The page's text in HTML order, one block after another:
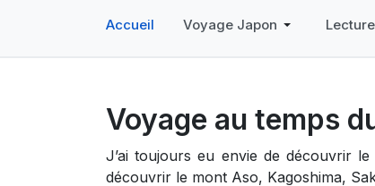
Accueil Voyage Japon
Voyage au temps
J’ai toujours eu envie de découvrir
découvrir le mont Aso, Kagoshima,